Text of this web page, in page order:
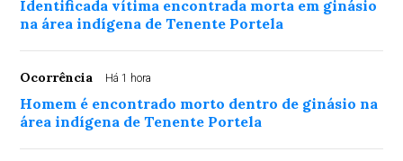
Identificada vítima encontrada morta em ginásio
na área indígena de Tenente Portela
Ocorrência Há 1 hora
Homem é encontrado morto dentro de ginásio na
área indígena de Tenente Portela